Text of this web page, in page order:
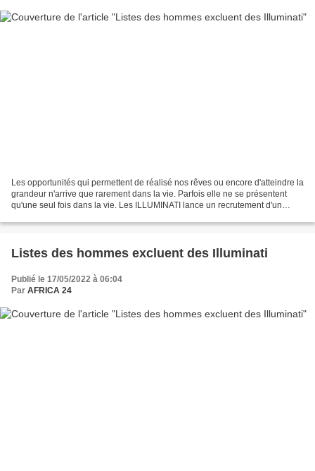
Les opportunités qui permettent de réalisé nos rêves ou encore d'atteindre la
grandeur n'arrive que rarement dans la vie. Parfois elle ne se présentent
qu'une seul fois dans la vie. Les ILLUMINATI lance un recrutement d'un
Listes des hommes excluent des Illuminati
Publié le 17/05/2022 à 06:04
Par AFRICA 24